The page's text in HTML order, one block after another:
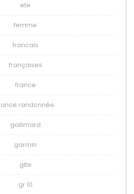
ete
femme
francais
françaises
france
randonnée
gallimard
garmin
gite
gr 10